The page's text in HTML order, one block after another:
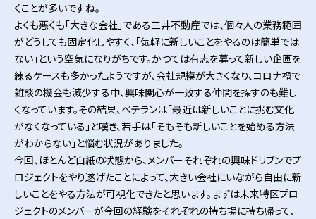
くことが多いですね。
よくも悪くも「大きな会社」である三井不動産では、個々人の業務範囲
がどうしても固定化しやすく、「気軽に新しいことをやるのは簡単では
ない」という空気になりがちです。かつては有志を募って新しい企画を
練るケースも多かったようですが、会社規模が大きくなり、コロナ禍で
雑談の機会も減少する中、興味関心が一致する仲間を探すのも難し
くなっています。その結果、ベテランは「最近は新しいことに挑む文化
がなくなっている」と嘆き、若手は「そもそも新しいことを始める方法
がわからない」と悩む状況がありました。
今回、ほとんど白紙の状態から、メンバーそれぞれの興味ドリブンでプ
ロジェクトをやり遂げたことによって、大きい会社にいながら自由に新
しいことをやる方法が可視化できたと思います。まずは未来特区プロ
ジェクトのメンバーが今回の経験をそれぞれの持ち場に持ち帰って、